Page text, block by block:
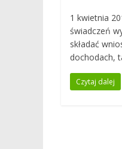
1 kwietnia
świadczeń
składać
dochodach,
Czytaj dalej